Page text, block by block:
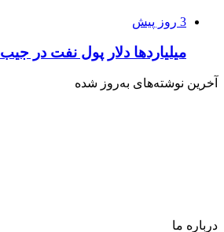
3 روز پیش
میلیاردها دلار پول نفت در
آخرین نوشته‌های‌ به‌روز شده
درباره‌ ما